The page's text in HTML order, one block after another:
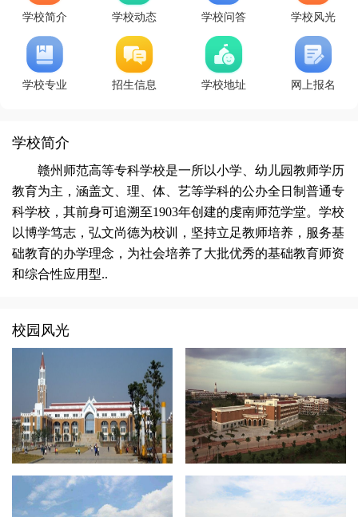
学校简介 学校动态 学校问答 学校风光
学校专业 招生信息 学校地址 网上报名
学校简介
赣州师范高等专科学校是一所以小学、幼儿园教师学历
教育为主，涵盖文、理、体、艺等学科的公办全日制普通专
科学校，其前身可追溯至1903年创建的虔南师范学堂。学校
以博学笃志，弘文尚德为校训，坚持立足教师培养，服务基
础教育的办学理念，为社会培养了大批优秀的基础教育师资
和综合性应用型..
校园风光